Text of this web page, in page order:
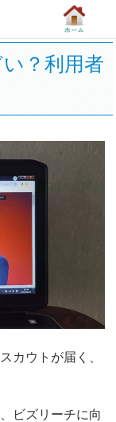
？利用者
カウトが届く、
ビズリーチに向